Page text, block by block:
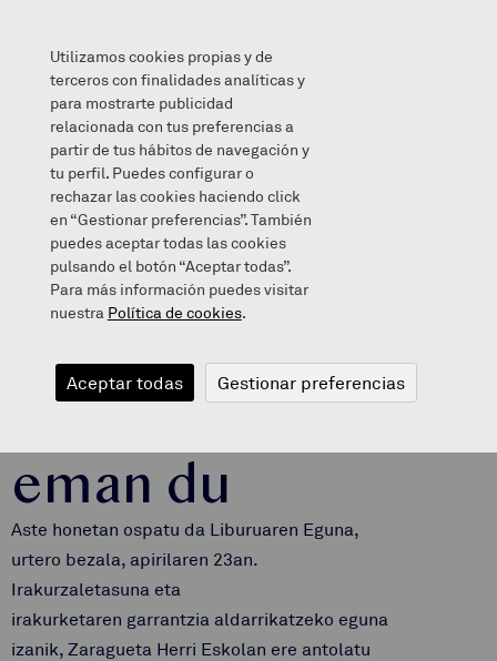
Berriak/Liburuaren asteak berea eman du
April 26, 2024
Liburuaren
asteak berea
eman du
Aste honetan ospatu da Liburuaren Eguna,
urtero bezala, apirilaren 23an.
Irakurzaletasuna eta
irakurketaren garrantzia aldarrikatzeko eguna
izanik, Zaragueta Herri Eskolan ere antolatu
Utilizamos cookies propias y de
terceros con finalidades analíticas y
para mostrarte publicidad
relacionada con tus preferencias a
partir de tus hábitos de navegación y
tu perfil. Puedes configurar o
rechazar las cookies haciendo click
en “Gestionar preferencias”. También
puedes aceptar todas las cookies
pulsando el botón “Aceptar todas”.
Para más información puedes visitar
nuestra Política de cookies.
Aceptar todas Gestionar preferencias